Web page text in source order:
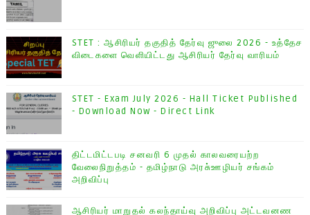
STET : ஆசிரியர் தகுதித் தேர்வு ஜுலை 2026 - உத்தேச
விடைகளை வெளியிட்டது ஆசிரியர் தேர்வு வாரியம்
STET - Exam July 2026 - Hall Ticket Published
- Download Now - Direct Link
திட்டமிட்டபடி சனவரி 6 முதல் காலவரையற்ற
வேலைநிறுத்தம் - தமிழ்நாடு அரசு்ஊழியர் சங்கம்
அறிவிப்பு
ஆசிரியர் மாறுதல் கலந்தாய்வு அறிவிப்பு அட்டவனண